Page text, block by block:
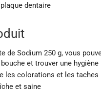
dentaire
de Sodium 250 g, vous
et trouver une
les colorations et les taches
et saine